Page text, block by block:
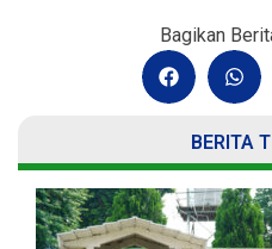
Bagikan
BERITA